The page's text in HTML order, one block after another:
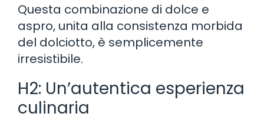
Questa combinazione di dolce e
aspro, unita alla consistenza morbida
del dolciotto, è semplicemente
irresistibile.
H2: Un’autentica esperienza
culinaria